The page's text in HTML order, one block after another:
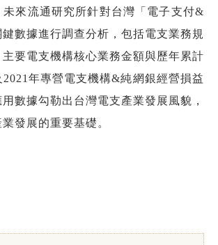
來流通研究所針對台灣「電子支付&
數據進行調查分析，包括電支業務規
要電支機構核心業務金額與歷年累計
年專營電支機構&純網銀經營損益
數據勾勒出台灣電支產業發展風貌，
發展的重要基礎。